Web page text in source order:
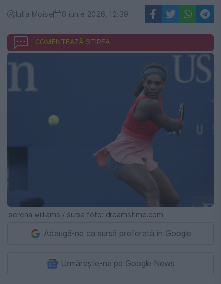
Iulia Moise 8 iunie 2026, 12:39
COMENTEAZĂ ȘTIREA
serena williams / sursa foto: dreamstime.com
Adaugă-ne ca sursă preferată în Google
Urmărește-ne pe Google News